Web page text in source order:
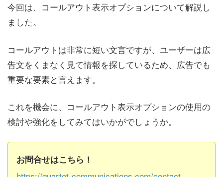
今回は、コールアウト表示オプションについて解説し
ました。
コールアウトは非常に短い文言ですが、ユーザーは広
告文をくまなく見て情報を探しているため、広告でも
重要な要素と言えます。
これを機会に、コールアウト表示オプションの使用の
検討や強化をしてみてはいかがでしょうか。
お問合せはこちら！